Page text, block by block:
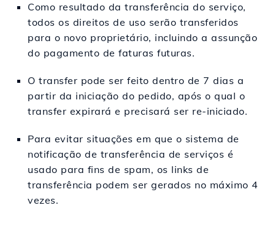
Como resultado da transferência do serviço,
todos os direitos de uso serão transferidos
para o novo proprietário, incluindo a assunção
do pagamento de faturas futuras.
O transfer pode ser feito dentro de 7 dias a
partir da iniciação do pedido, após o qual o
transfer expirará e precisará ser re-iniciado.
Para evitar situações em que o sistema de
notificação de transferência de serviços é
usado para fins de spam, os links de
transferência podem ser gerados no máximo 4
vezes.